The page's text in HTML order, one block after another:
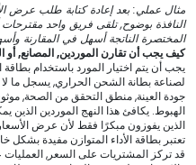
مثال عملي: بعد إعادة كتابة طلب عرض
النافذة بوضوح, تلقى فريق واحد
المختصرة الناتجة أسهل في المقارنة
كيف يجب أن تقارن الموردين, المصانع, أو
يجب أن يتم اختيار المورد باستخدام
لصناعة بطانة الشحن الحراري, يسجل ما
جودة العينة, منطق التحقق من الصحة,
الهبوط. يكافئ هذا النهج الموردين الذين
الذين يفوزون مبكرًا فقط لأن عرض
تعتبر بطاقة الأداء المتوازن مفيدة
قد تركز المشتريات على السعر,